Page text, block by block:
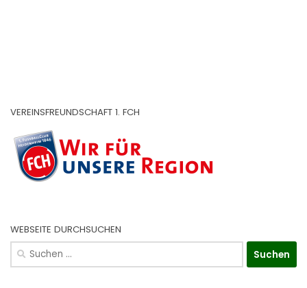
VEREINSFREUNDSCHAFT 1. FCH
WEBSEITE DURCHSUCHEN
Suchen
nach: